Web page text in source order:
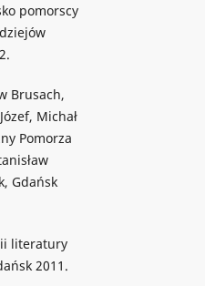
pomorscy
Brusach,
Michał
Pomorza
Gdańsk
literatury
2011.